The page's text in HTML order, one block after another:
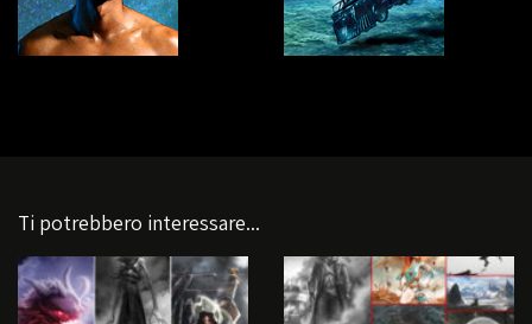
Ti potrebbero interessare...